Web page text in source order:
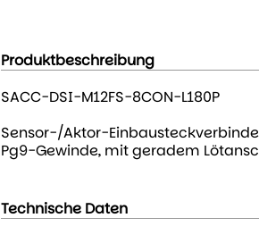
Produktbeschreibung
SACC-DSI-M12FS-8CON-L180P
Sensor-/Aktor-
Pg9-Gewinde, mit geradem
Technische Daten